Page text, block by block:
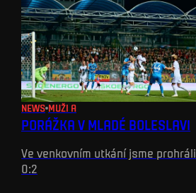
NEWS MUŽI A
PORÁŽKA V MLADÉ BOLESLAVI
Ve venkovním utkání jsme prohráli
0:2